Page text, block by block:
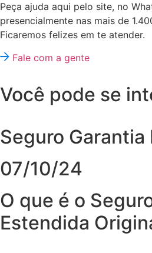
Peça ajuda aqui pelo site, no
presencialmente nas mais de
Ficaremos felizes em te atender.
Fale com a gente
Você pode se
Seguro Garantia
07/10/24
O que é o
Estendida